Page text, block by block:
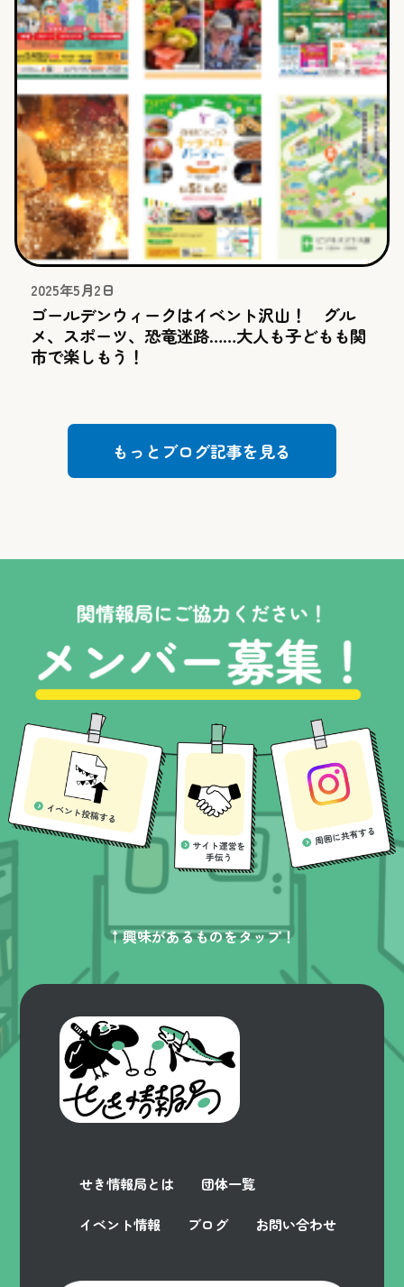
2025年5月2日
ゴールデンウィークはイベント沢山！ グル
メ、スポーツ、恐竜迷路……大人も子どもも関
市で楽しもう！
もっとブログ記事を見る
↑興味があるものをタップ！
せき情報局とは 団体一覧
イベント情報 ブログ お問い合わせ